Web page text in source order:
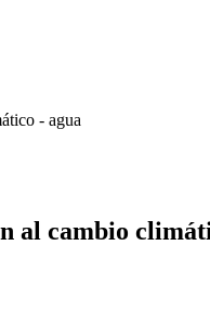
- agua
al cambio